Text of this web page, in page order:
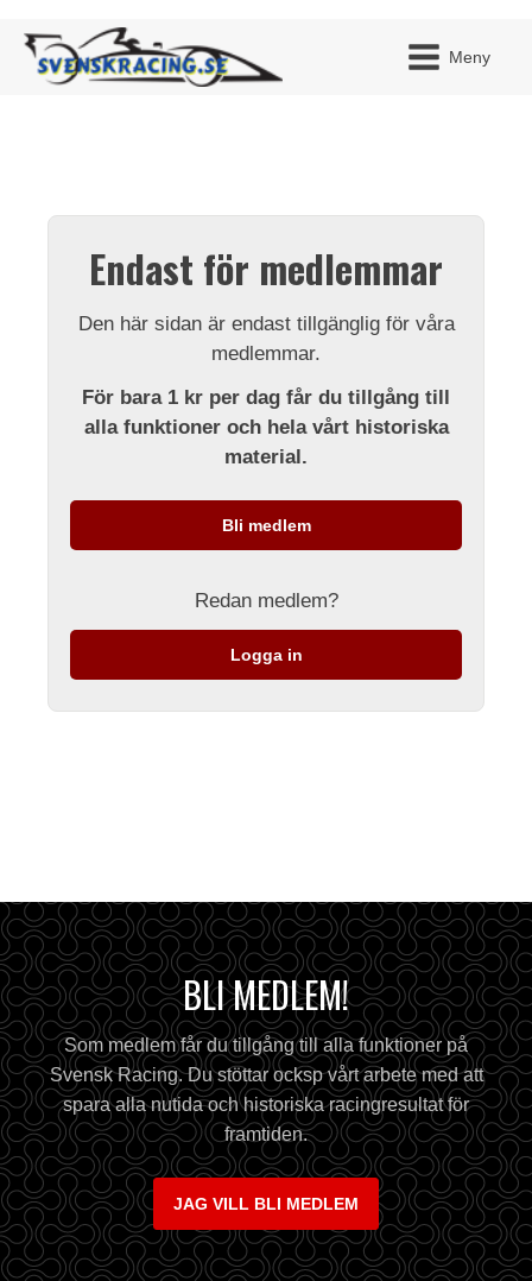
Meny
Endast för medlemmar
Den här sidan är endast tillgänglig för våra
medlemmar.
För bara 1 kr per dag får du tillgång till
alla funktioner och hela vårt historiska
material.
Bli medlem
Redan medlem?
Logga in
BLI MEDLEM!
Som medlem får du tillgång till alla funktioner på
Svensk Racing. Du stöttar ocksp vårt arbete med att
spara alla nutida och historiska racingresultat för
framtiden.
JAG VILL BLI MEDLEM